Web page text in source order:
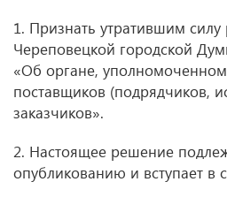
1. Признать утратившим
Череповецкой городской
«Об органе,
поставщиков (подрядчиков,
заказчиков».
2. Настоящее решение
опубликованию и вступает в